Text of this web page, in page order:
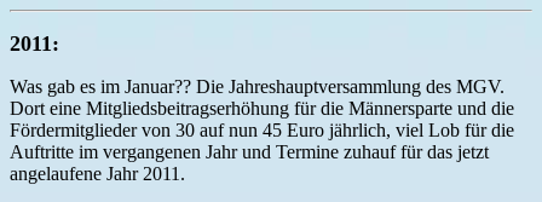
2011:
Was gab es im Januar?? Die Jahreshauptversammlung des MGV.
Dort eine Mitgliedsbeitragserhöhung für die Männersparte und die
Fördermitglieder von 30 auf nun 45 Euro jährlich, viel Lob für die
Auftritte im vergangenen Jahr und Termine zuhauf für das jetzt
angelaufene Jahr 2011.